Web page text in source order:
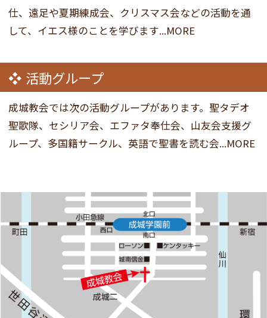
仕、遠足や夏期練成会、クリスマス会などの活動を通
して、イエス様のことを学びます...MORE
活動グループ
成城教会では次の活動グループがあります。聖タデオ
聖歌隊、セシリア会、エファタ奉仕会、山友会支援グ
ループ、多国籍サークル、英語で聖書を読む会...MORE